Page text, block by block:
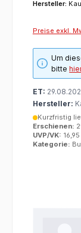
Hersteller:
Preise exkl.
Um
bitte
ET:
Hersteller:
Kurzfristig
Erschienen:
UVP/VK:
Kategorie: